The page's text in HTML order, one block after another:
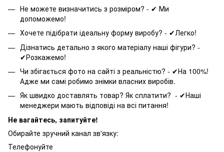
Не можете визначитись з розміром? - ✔ Ми
допоможемо!
Хочете підібрати ідеальну форму виробу? - ✔Легко!
Дізнатись детально з якого матеріалу наші фігури? -
✔Розкажемо!
Чи збігається фото на сайті з реальністю? - ✔На 100%!
Адже ми самі робимо знімки власних виробів.
Як швидко доставлять товар? Як сплатити? - ✔Наші
менеджери мають відповіді на всі питання!
Не вагайтесь, запитуйте!
Обирайте зручний канал зв'язку:
Телефонуйте